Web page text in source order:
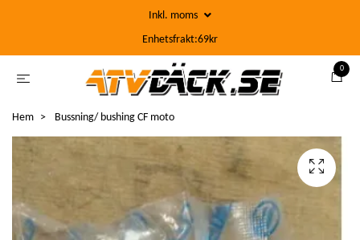
Inkl. moms
Enhetsfrakt:69kr
0
Hem Bussning/ bushing CF moto